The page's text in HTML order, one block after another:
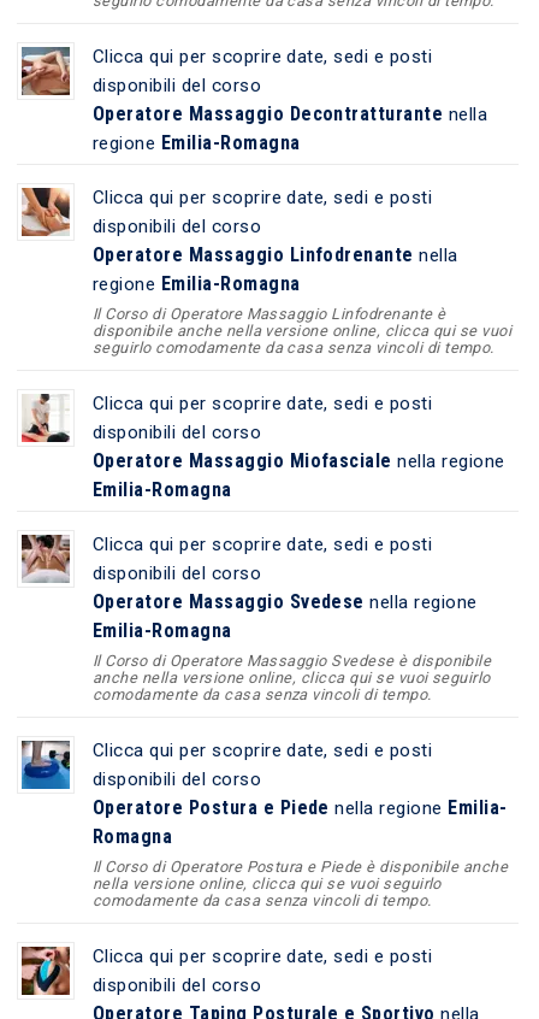
Clicca qui per scoprire date, sedi e posti
disponibili del corso
Operatore Massaggio Decontratturante nella
regione Emilia-Romagna
Clicca qui per scoprire date, sedi e posti
disponibili del corso
Operatore Massaggio Linfodrenante nella
regione Emilia-Romagna
Il Corso di Operatore Massaggio Linfodrenante è
disponibile anche nella versione online, clicca qui se vuoi
seguirlo comodamente da casa senza vincoli di tempo.
Clicca qui per scoprire date, sedi e posti
disponibili del corso
Operatore Massaggio Miofasciale nella regione
Emilia-Romagna
Clicca qui per scoprire date, sedi e posti
disponibili del corso
Operatore Massaggio Svedese nella regione
Emilia-Romagna
Il Corso di Operatore Massaggio Svedese è disponibile
anche nella versione online, clicca qui se vuoi seguirlo
comodamente da casa senza vincoli di tempo.
Clicca qui per scoprire date, sedi e posti
disponibili del corso
Operatore Postura e Piede nella regione Emilia-
Romagna
Il Corso di Operatore Postura e Piede è disponibile anche
nella versione online, clicca qui se vuoi seguirlo
comodamente da casa senza vincoli di tempo.
Clicca qui per scoprire date, sedi e posti
disponibili del corso
Operatore Taping Posturale e Sportivo nella